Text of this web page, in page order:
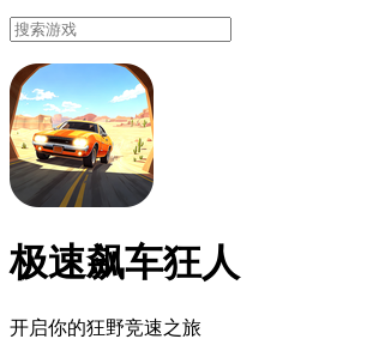
极速飙车狂人
开启你的狂野竞速之旅